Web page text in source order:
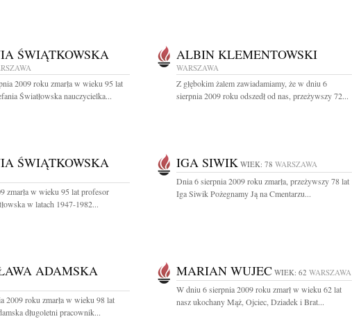
ŚWIĄTKOWSKA
2009 roku zmarła w wieku 95 lat
Światłowska nauczycielka...
ALBIN KLEMENTOWSKI
WARSZAWA
Z głębokim żalem zawiadamiamy, że w dniu 6
sierpnia 2009 roku odszedł od nas, przeżywszy 72...
ŚWIĄTKOWSKA
zmarła w wieku 95 lat profesor
w latach 1947-1982...
IGA SIWIK WIEK: 78 WARSZAWA
Dnia 6 sierpnia 2009 roku zmarła, przeżywszy 78 lat
Iga Siwik Pożegnamy Ją na Cmentarzu...
ADAMSKA
2009 roku zmarła w wieku 98 lat
długoletni pracownik...
MARIAN WUJEC WIEK: 62 WARSZAWA
W dniu 6 sierpnia 2009 roku zmarł w wieku 62 lat
nasz ukochany Mąż, Ojciec, Dziadek i Brat...